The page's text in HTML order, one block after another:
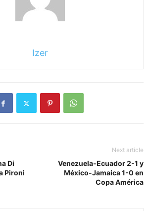
Izer
Di
Pironi
Next article
Venezuela-Ecuador 2-1 y
México-Jamaica 1-0 en
Copa América